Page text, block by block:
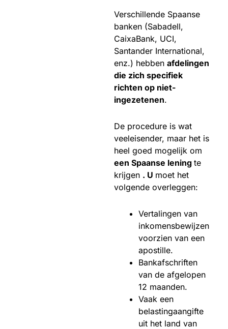
Verschillende Spaanse
banken (Sabadell,
CaixaBank, UCI,
Santander International,
enz.) hebben afdelingen
die zich specifiek
richten op niet-
ingezetenen.
De procedure is wat
veeleisender, maar het is
heel goed mogelijk om
een Spaanse lening te
krijgen . U moet het
volgende overleggen:
Vertalingen van
inkomensbewijzen
voorzien van een
apostille.
Bankafschriften
van de afgelopen
12 maanden.
Vaak een
belastingaangifte
uit het land van